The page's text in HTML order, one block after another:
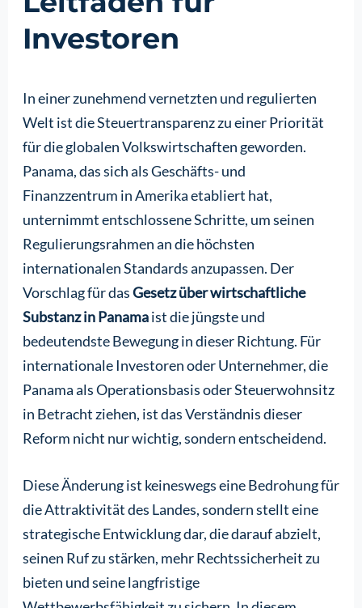
Investoren
In einer zunehmend vernetzten und regulierten
Welt ist die Steuertransparenz zu einer Priorität
für die globalen Volkswirtschaften geworden.
Panama, das sich als Geschäfts- und
Finanzzentrum in Amerika etabliert hat,
unternimmt entschlossene Schritte, um seinen
Regulierungsrahmen an die höchsten
internationalen Standards anzupassen. Der
Vorschlag für dasGesetz über wirtschaftliche
Substanz in Panamaist die jüngste und
bedeutendste Bewegung in dieser Richtung. Für
internationale Investoren oder Unternehmer, die
Panama als Operationsbasis oder Steuerwohnsitz
in Betracht ziehen, ist das Verständnis dieser
Reform nicht nur wichtig, sondern entscheidend.
Diese Änderung ist keineswegs eine Bedrohung für
die Attraktivität des Landes, sondern stellt eine
strategische Entwicklung dar, die darauf abzielt,
seinen Ruf zu stärken, mehr Rechtssicherheit zu
bieten und seine langfristige